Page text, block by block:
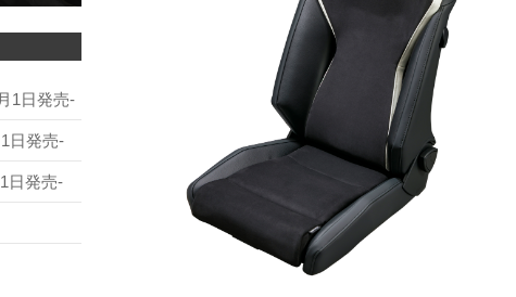
1日発売-
日発売-
日発売-